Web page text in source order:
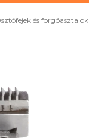
és forgóasztalok